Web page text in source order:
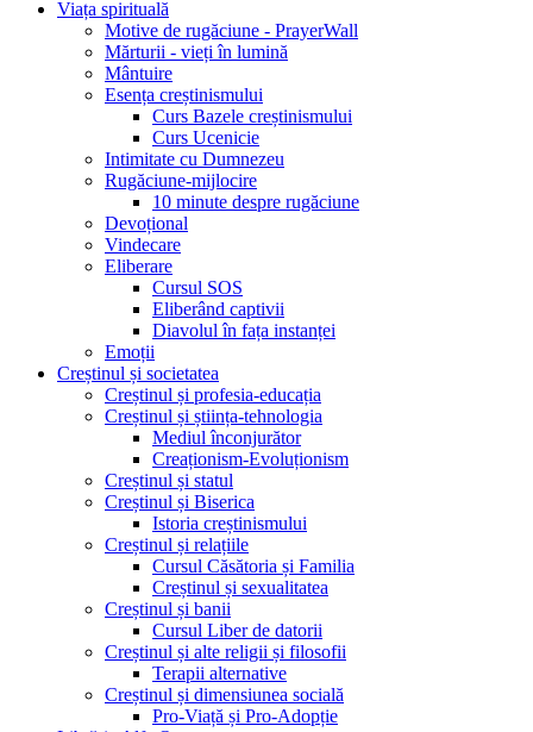
Viața spirituală
Motive de rugăciune - PrayerWall
Mărturii - vieți în lumină
Mântuire
Esența creștinismului
Curs Bazele creștinismului
Curs Ucenicie
Intimitate cu Dumnezeu
Rugăciune-mijlocire
10 minute despre rugăciune
Devoțional
Vindecare
Eliberare
Cursul SOS
Eliberând captivii
Diavolul în fața instanței
Emoții
Creștinul și societatea
Creștinul și profesia-educația
Creștinul și știința-tehnologia
Mediul înconjurător
Creaționism-Evoluționism
Creștinul și statul
Creștinul și Biserica
Istoria creștinismului
Creștinul și relațiile
Cursul Căsătoria și Familia
Creștinul și sexualitatea
Creștinul și banii
Cursul Liber de datorii
Creștinul și alte religii și filosofii
Terapii alternative
Creștinul și dimensiunea socială
Pro-Viață și Pro-Adopție